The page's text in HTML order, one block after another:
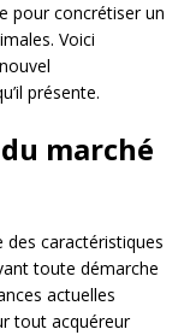
pour concrétiser un
Voici
présente.
marché
des caractéristiques
toute démarche
actuelles
tout acquéreur